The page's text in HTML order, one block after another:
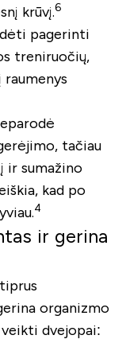
krūvį.6
pagerinti
treniruočių,
raumenys
tačiau
ir sumažino
kad po
4
ir gerina
organizmo
dvejopai: